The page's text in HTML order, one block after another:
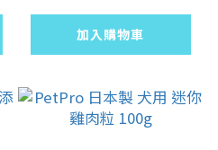
加入購物車